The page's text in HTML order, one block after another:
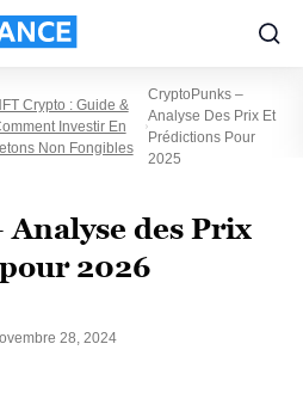
Crypto : Guide &
Investir En
Non Fongibles
CryptoPunks –
Analyse Des Prix Et
Prédictions Pour
2025
des Prix
2026
28, 2024